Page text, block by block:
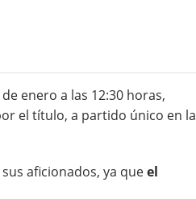
enero a las 12:30 horas,
el título, a partido único en la
aficionados, ya queel